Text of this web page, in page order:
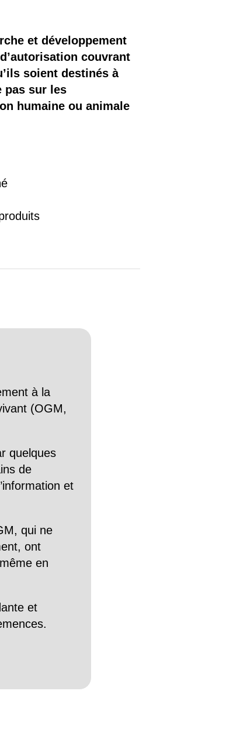
et développement
couvrant
soient destinés à
pas sur les
humaine ou animale
à la
(OGM,
quelques
de
et
qui ne
ont
en
et